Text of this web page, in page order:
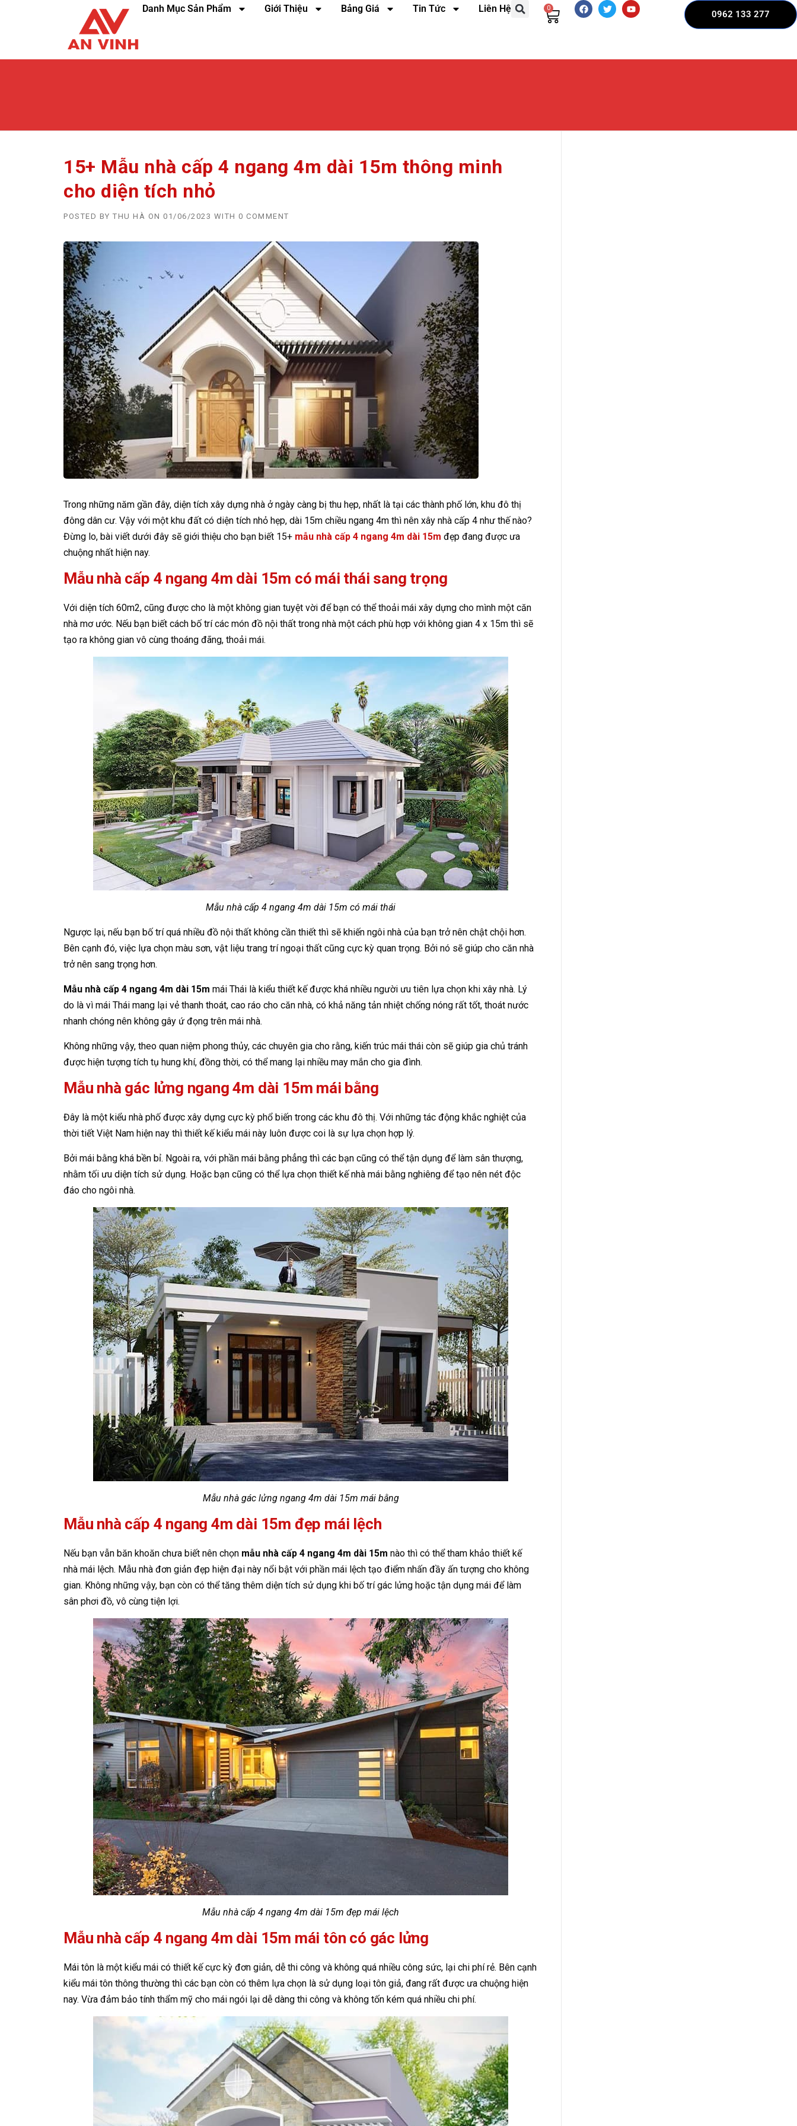
Danh Mục Sản Phẩm Giới Thiệu Bảng Giá Tin Tức Liên Hệ 0
0962 133 277
15+ Mẫu nhà cấp 4 ngang 4m dài 15m thông minh
cho diện tích nhỏ
POSTED BY THU HÀ ON 01/06/2023 WITH 0 COMMENT
Trong những năm gần đây, diện tích xây dựng nhà ở ngày càng bị thu hẹp, nhất là tại các thành phố lớn, khu đô thị
đông dân cư. Vậy với một khu đất có diện tích nhỏ hẹp, dài 15m chiều ngang 4m thì nên xây nhà cấp 4 như thế nào?
Đừng lo, bài viết dưới đây sẽ giới thiệu cho bạn biết 15+ mẫu nhà cấp 4 ngang 4m dài 15m đẹp đang được ưa
chuộng nhất hiện nay.
Mẫu nhà cấp 4 ngang 4m dài 15m có mái thái sang trọng
Với diện tích 60m2, cũng được cho là một không gian tuyệt vời để bạn có thể thoải mái xây dựng cho mình một căn
nhà mơ ước. Nếu bạn biết cách bố trí các món đồ nội thất trong nhà một cách phù hợp với không gian 4 x 15m thì sẽ
tạo ra không gian vô cùng thoáng đãng, thoải mái.
Mẫu nhà cấp 4 ngang 4m dài 15m có mái thái
Ngược lại, nếu bạn bố trí quá nhiều đồ nội thất không cần thiết thì sẽ khiến ngôi nhà của bạn trở nên chật chội hơn.
Bên cạnh đó, việc lựa chọn màu sơn, vật liệu trang trí ngoại thất cũng cực kỳ quan trọng. Bởi nó sẽ giúp cho căn nhà
trở nên sang trọng hơn.
Mẫu nhà cấp 4 ngang 4m dài 15m mái Thái là kiểu thiết kế được khá nhiều người ưu tiên lựa chọn khi xây nhà. Lý
do là vì mái Thái mang lại vẻ thanh thoát, cao ráo cho căn nhà, có khả năng tản nhiệt chống nóng rất tốt, thoát nước
nhanh chóng nên không gây ứ đọng trên mái nhà.
Không những vậy, theo quan niệm phong thủy, các chuyên gia cho rằng, kiến trúc mái thái còn sẽ giúp gia chủ tránh
được hiện tượng tích tụ hung khí, đồng thời, có thể mang lại nhiều may mắn cho gia đình.
Mẫu nhà gác lửng ngang 4m dài 15m mái bằng
Đây là một kiểu nhà phố được xây dựng cực kỳ phổ biến trong các khu đô thị. Với những tác động khắc nghiệt của
thời tiết Việt Nam hiện nay thì thiết kế kiểu mái này luôn được coi là sự lựa chọn hợp lý.
Bởi mái bằng khá bền bỉ. Ngoài ra, với phần mái bằng phẳng thì các bạn cũng có thể tận dụng để làm sân thượng,
nhằm tối ưu diện tích sử dụng. Hoặc bạn cũng có thể lựa chọn thiết kế nhà mái bằng nghiêng để tạo nên nét độc
đáo cho ngôi nhà.
Mẫu nhà gác lửng ngang 4m dài 15m mái bằng
Mẫu nhà cấp 4 ngang 4m dài 15m đẹp mái lệch
Nếu bạn vẫn băn khoăn chưa biết nên chọn mẫu nhà cấp 4 ngang 4m dài 15m nào thì có thể tham khảo thiết kế
nhà mái lệch. Mẫu nhà đơn giản đẹp hiện đại này nổi bật với phần mái lệch tạo điểm nhấn đầy ấn tượng cho không
gian. Không những vậy, bạn còn có thể tăng thêm diện tích sử dụng khi bố trí gác lửng hoặc tận dụng mái để làm
sân phơi đồ, vô cùng tiện lợi.
Mẫu nhà cấp 4 ngang 4m dài 15m đẹp mái lệch
Mẫu nhà cấp 4 ngang 4m dài 15m mái tôn có gác lửng
Mái tôn là một kiểu mái có thiết kế cực kỳ đơn giản, dễ thi công và không quá nhiều công sức, lại chi phí rẻ. Bên cạnh
kiểu mái tôn thông thường thì các bạn còn có thêm lựa chọn là sử dụng loại tôn giả, đang rất được ưa chuộng hiện
nay. Vừa đảm bảo tính thẩm mỹ cho mái ngói lại dễ dàng thi công và không tốn kém quá nhiều chi phí.